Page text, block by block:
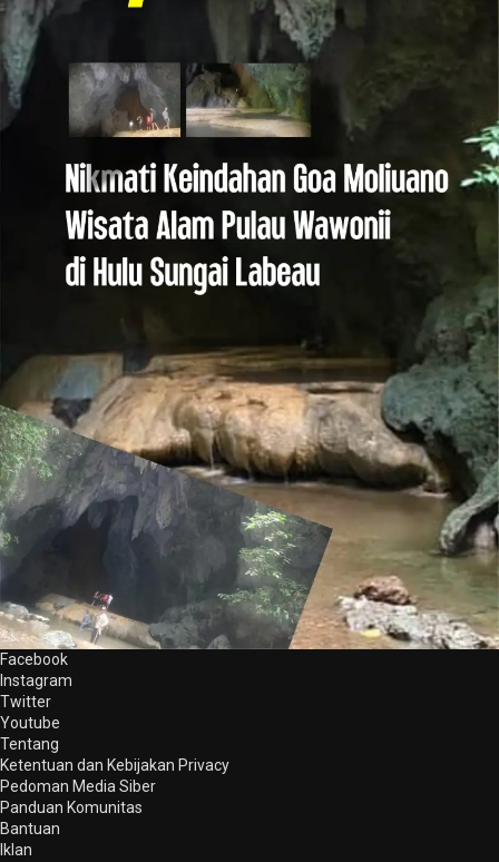
Facebook
Instagram
Twitter
Youtube
Tentang
Ketentuan dan Kebijakan Privacy
Pedoman Media Siber
Panduan Komunitas
Bantuan
Iklan